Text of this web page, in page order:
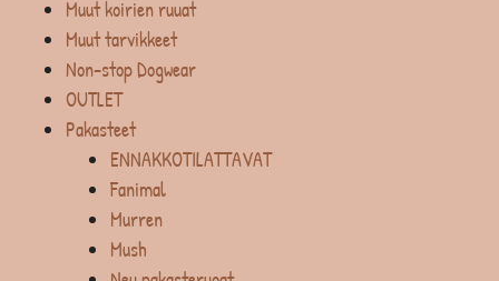
Muut koirien ruuat
Muut tarvikkeet
Non-stop Dogwear
OUTLET
Pakasteet
ENNAKKOTILATTAVAT
Fanimal
Murren
Mush